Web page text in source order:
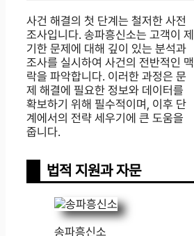
사건 해결의 첫 단계는 철저한 사전
조사입니다. 송파흥신소는 고객이 제
기한 문제에 대해 깊이 있는 분석과
조사를 실시하여 사건의 전반적인 맥
락을 파악합니다. 이러한 과정은 문
제 해결에 필요한 정보와 데이터를
확보하기 위해 필수적이며, 이후 단
계에서의 전략 세우기에 큰 도움을
줍니다.
법적 지원과 자문
송파흥신소